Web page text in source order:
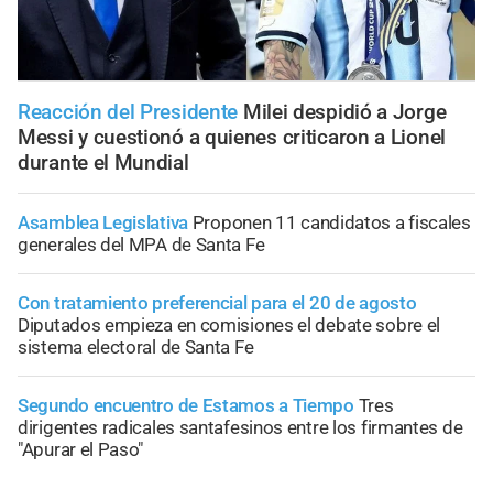
Reacción del Presidente Milei despidió a Jorge
Messi y cuestionó a quienes criticaron a Lionel
durante el Mundial
Asamblea Legislativa Proponen 11 candidatos a fiscales
generales del MPA de Santa Fe
Con tratamiento preferencial para el 20 de agosto
Diputados empieza en comisiones el debate sobre el
sistema electoral de Santa Fe
Segundo encuentro de Estamos a Tiempo Tres
dirigentes radicales santafesinos entre los firmantes de
"Apurar el Paso"